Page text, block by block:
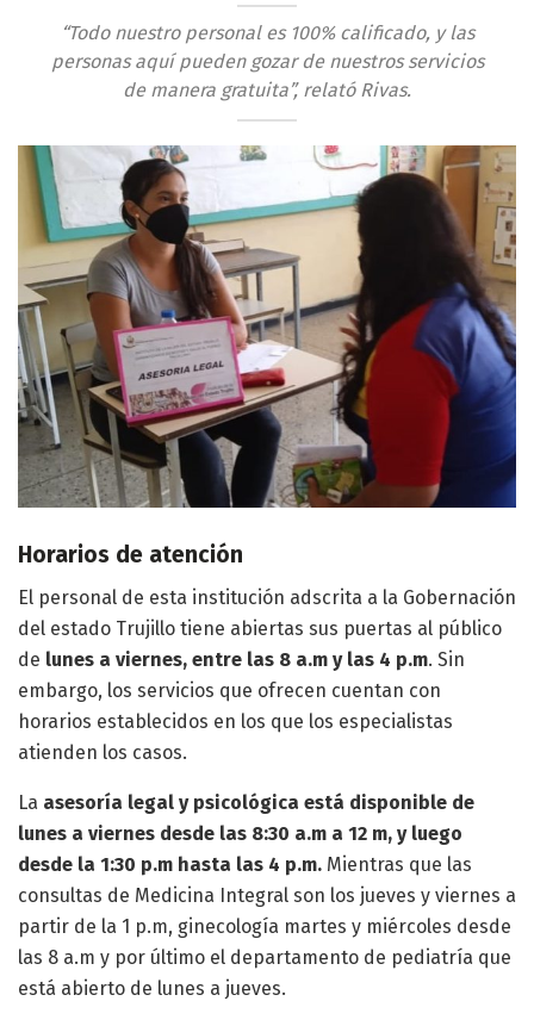
“Todo nuestro personal es 100% calificado, y las
personas aquí pueden gozar de nuestros servicios
de manera gratuita”, relató Rivas.
Horarios de atención
El personal de esta institución adscrita a la Gobernación
del estado Trujillo tiene abiertas sus puertas al público
de lunes a viernes, entre las 8 a.m y las 4 p.m. Sin
embargo, los servicios que ofrecen cuentan con
horarios establecidos en los que los especialistas
atienden los casos.
La asesoría legal y psicológica está disponible de
lunes a viernes desde las 8:30 a.m a 12 m, y luego
desde la 1:30 p.m hasta las 4 p.m. Mientras que las
consultas de Medicina Integral son los jueves y viernes a
partir de la 1 p.m, ginecología martes y miércoles desde
las 8 a.m y por último el departamento de pediatría que
está abierto de lunes a jueves.